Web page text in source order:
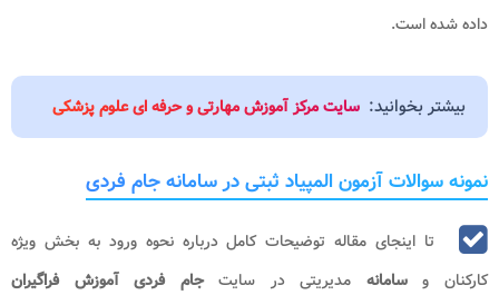
داده شده است.
بیشتر بخوانید: سایت مرکز آموزش مهارتی و حرفه ای علوم پزشکی
نمونه سوالات آزمون المپیاد ثبتی در سامانه جام فردی
تا اینجای مقاله توضیحات کامل درباره نحوه ورود به بخش ویژه
کارکنان وسامانه مدیریتی در سایتجام فردی آموزش فراگیران